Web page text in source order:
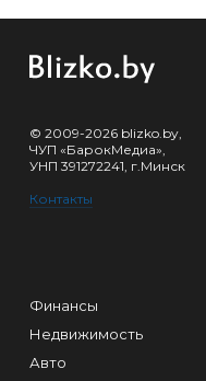
© 2009-2026 blizko.by,
ЧУП «БарокМедиа»,
УНП 391272241, г.Минск
Контакты
Финансы
Недвижимость
Авто